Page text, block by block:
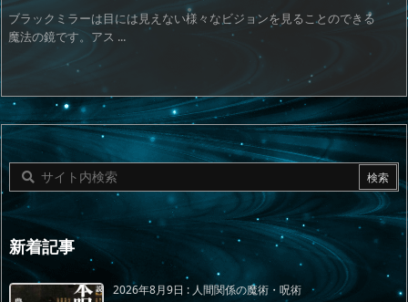
ブラックミラーは目には見えない様々なビジョンを見ることのできる
魔法の鏡です。アス ...
新着記事
2026年8月9日 : 人間関係の魔術・呪術